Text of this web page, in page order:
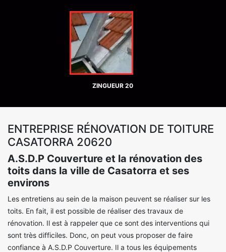
ZINGUEUR 20
ENTREPRISE RÉNOVATION DE TOITURE
CASATORRA 20620
A.S.D.P Couverture et la rénovation des
toits dans la ville de Casatorra et ses
environs
Les entretiens au sein de la maison peuvent se réaliser sur les
toits. En fait, il est possible de réaliser des travaux de
rénovation. Il est à rappeler que ce sont des interventions qui
sont très difficiles. Donc, on peut vous proposer de faire
confiance à A.S.D.P Couverture. Il a tous les équipements